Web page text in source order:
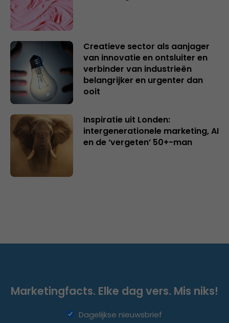
Creatieve sector als aanjager
van innovatie en ontsluiter en
verbinder van industrieën
belangrijker en urgenter dan
ooit
Inspiratie uit Londen:
intergenerationele marketing, AI
en de ‘vergeten’ 50+-man
Marketingfacts. Elke dag vers. Mis niks!
Dagelijkse nieuwsbrief